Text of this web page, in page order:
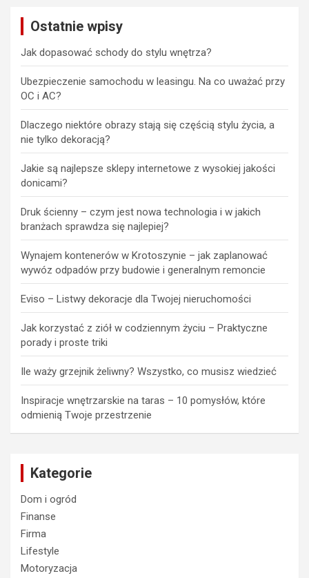
Jak dopasować schody do stylu wnętrza?
Ubezpieczenie samochodu w leasingu. Na co uważać przy
OC i AC?
Dlaczego niektóre obrazy stają się częścią stylu życia, a
nie tylko dekoracją?
Jakie są najlepsze sklepy internetowe z wysokiej jakości
donicami?
Druk ścienny – czym jest nowa technologia i w jakich
branżach sprawdza się najlepiej?
Wynajem kontenerów w Krotoszynie – jak zaplanować
wywóz odpadów przy budowie i generalnym remoncie
Eviso – Listwy dekoracje dla Twojej nieruchomości
Jak korzystać z ziół w codziennym życiu – Praktyczne
porady i proste triki
Ile waży grzejnik żeliwny? Wszystko, co musisz wiedzieć
Inspiracje wnętrzarskie na taras – 10 pomysłów, które
odmienią Twoje przestrzenie
Dom i ogród
Finanse
Firma
Lifestyle
Motoryzacja
Zdrowie